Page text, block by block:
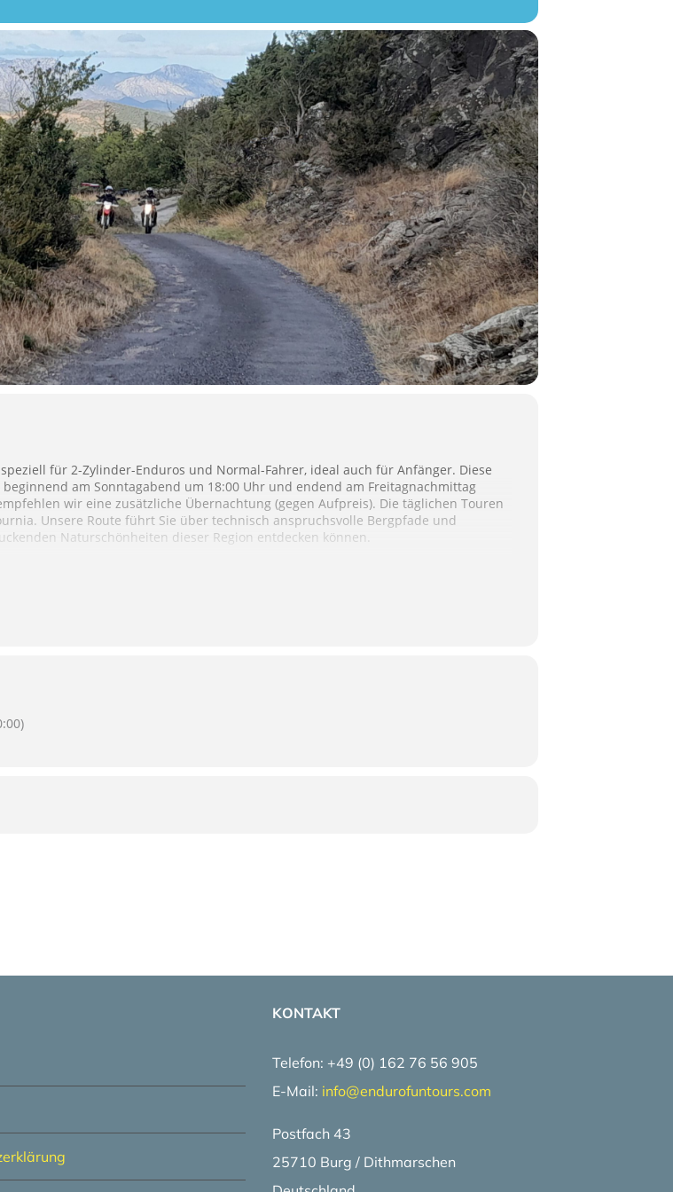
für 2-Zylinder-Enduros und Normal-Fahrer, ideal auch für Anfänger. Diese
am Sonntagabend um 18:00 Uhr und endend am Freitagnachmittag
wir eine zusätzliche Übernachtung (gegen Aufpreis). Die täglichen Touren
Unsere Route führt Sie über technisch anspruchsvolle Bergpfade und
Naturschönheiten dieser Region entdecken können.
KONTAKT
Telefon: +49 (0) 162 76 56 905
E-Mail: info@endurofuntours.com
Postfach 43
25710 Burg / Dithmarschen